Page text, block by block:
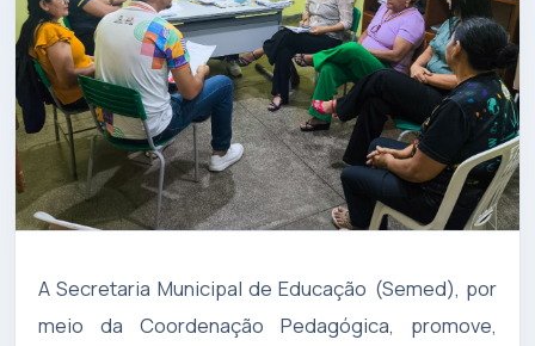
A Secretaria Municipal de Educação (Semed), por
meio da Coordenação Pedagógica, promove,